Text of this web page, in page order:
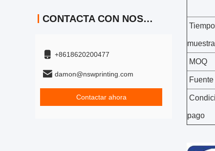
CONTACTA CON NOSOTROS
+8618620200477
damon@nswprinting.com
Contactar ahora
muestra
MOQ
Fuente
pago